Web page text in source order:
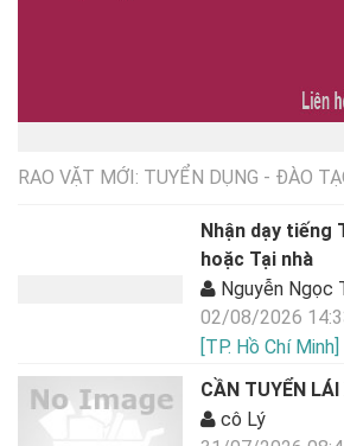
RAO VẶT MỚI: TUYỂN DỤNG - ĐÀO
Nhận dạy tiếng
hoặc Tại nhà
Nguyễn Ngọc
02/08/2026
[TP. Hồ Chí Minh]
CẦN TUYỂN LÁI
cô Lý